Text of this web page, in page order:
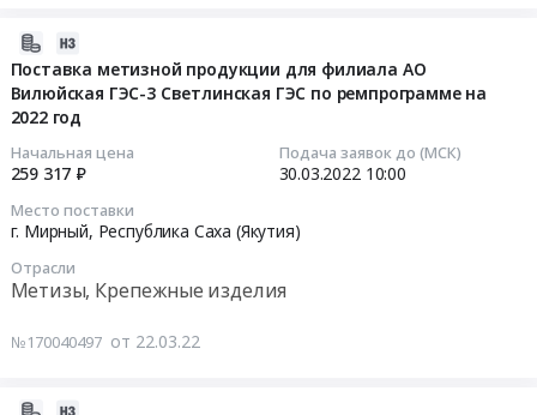
3
Поставка метизной продукции для филиала АО
Вилюйская ГЭС-3 Светлинская ГЭС по ремпрограмме на
2022 год
Начальная цена
259 317 ₽
Подача заявок до (МСК)
30.03.2022 10:00
Место поставки
г. Мирный, Республика Саха (Якутия)
Отрасли
Метизы, Крепежные изделия
№170040497 от 22.03.22